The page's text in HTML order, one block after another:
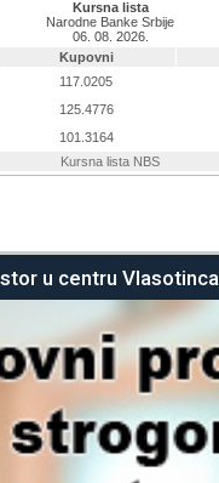
u centru Vlasotinca